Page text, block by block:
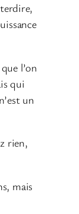
l’on
qui
un
rien,
mais